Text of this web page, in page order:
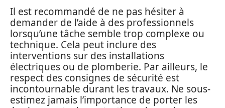
Il est recommandé de ne pas hésiter à
demander de l’aide à des professionnels
lorsqu’une tâche semble trop complexe ou
technique. Cela peut inclure des
interventions sur des installations
électriques ou de plomberie. Par ailleurs, le
respect des consignes de sécurité est
incontournable durant les travaux. Ne sous-
estimez jamais l’importance de porter les